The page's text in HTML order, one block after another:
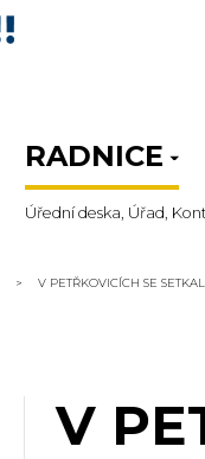
RADNICE
Úřední deska, Úřad,
V PETŘKOVICÍCH SE
V